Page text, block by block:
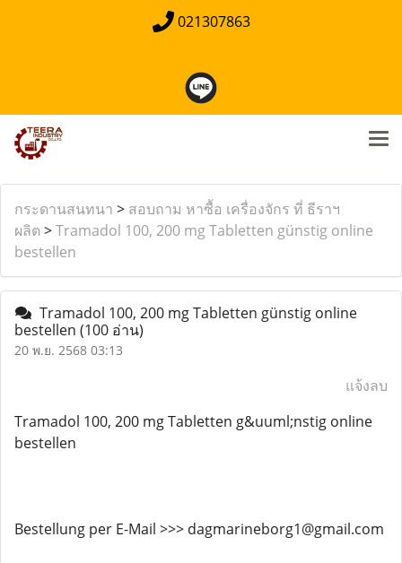
021307863
กระดานสนทนา > สอบถาม หาซื้อ เครื่องจักร ที่ ธีราฯ
ผลิต >Tramadol 100, 200 mg Tabletten günstig online
bestellen
Tramadol 100, 200 mg Tabletten günstig online
bestellen (100 อ่าน)
20 พ.ย. 2568 03:13
แจ้งลบ
Tramadol 100, 200 mg Tabletten g&uuml;nstig online
bestellen
Bestellung per E-Mail >>> dagmarineborg1@gmail.com